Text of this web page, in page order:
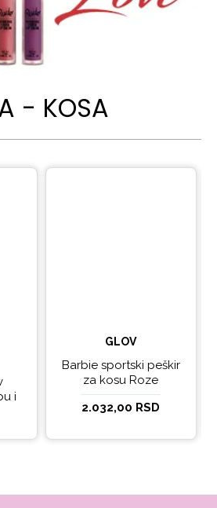
- KOSA
i
GLOV
Barbie sportski peškir
za kosu Roze
2.032,00 RSD